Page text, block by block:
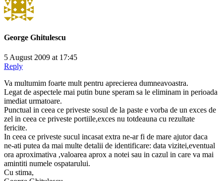
George Ghitulescu
5 August 2009 at 17:45
Reply
Va multumim foarte mult pentru aprecierea dumneavoastra.
Legat de aspectele mai putin bune speram sa le eliminam in perioada
imediat urmatoare.
Punctual in ceea ce priveste sosul de la paste e vorba de un exces de
zel in ceea ce priveste portiile,exces nu totdeauna cu rezultate
fericite.
In ceea ce priveste sucul incasat extra ne-ar fi de mare ajutor daca
ne-ati putea da mai multe detalii de identificare: data vizitei,eventual
ora aproximativa ,valoarea aprox a notei sau in cazul in care va mai
amintiti numele ospatarului.
Cu stima,